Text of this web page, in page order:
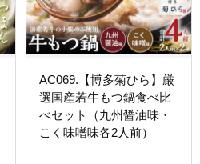
AC069.【博多菊ひら】厳
選国産若牛もつ鍋食べ比
べセット（九州醤油味・
こく味噌味各2人前）